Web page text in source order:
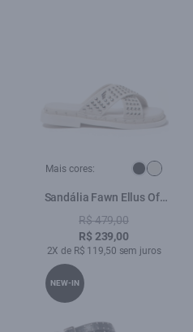
Mais cores:
Sandália Fawn Ellus Off
White
R$ 479,00
R$ 239,00
2X de R$ 119,50 sem juros
NEW-IN